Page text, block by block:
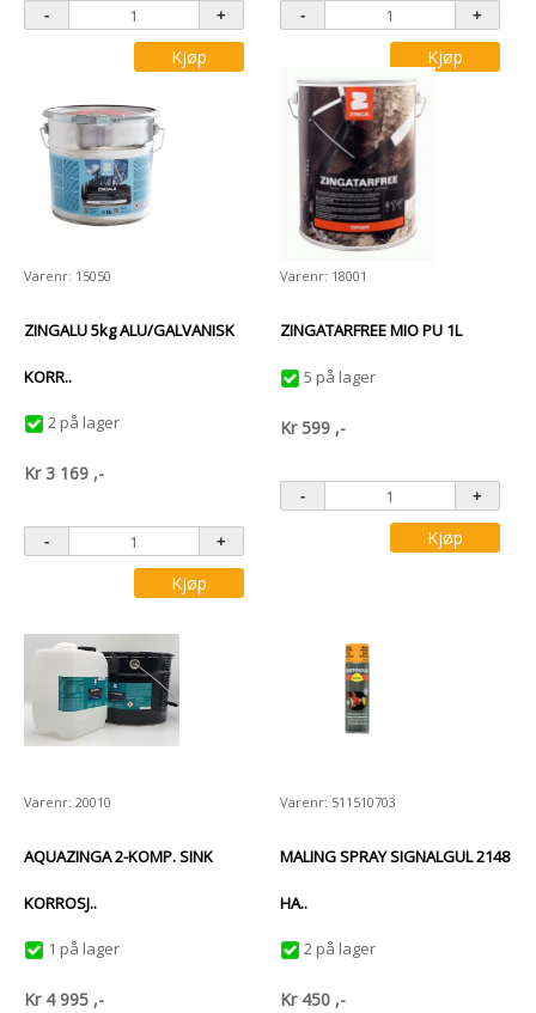
Kjøp Kjøp
Varenr: 15050
ZINGALU 5kg ALU/GALVANISK
KORR..
2 på lager
Kr3 169 ,-
Kjøp
Varenr: 18001
ZINGATARFREE MIO PU 1L
5 på lager
Kr599 ,-
Kjøp
Varenr: 20010
AQUAZINGA 2-KOMP. SINK
KORROSJ..
1 på lager
Kr 4 995 ,-
Varenr: 511510703
MALING SPRAY SIGNALGUL 2148
HA..
2 på lager
Kr 450 ,-